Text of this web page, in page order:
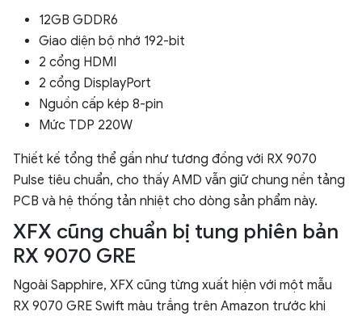
12GB GDDR6
Giao diện bộ nhớ 192-bit
2 cổng HDMI
2 cổng DisplayPort
Nguồn cấp kép 8-pin
Mức TDP 220W
Thiết kế tổng thể gần như tương đồng với RX 9070
Pulse tiêu chuẩn, cho thấy AMD vẫn giữ chung nền tảng
PCB và hệ thống tản nhiệt cho dòng sản phẩm này.
XFX cũng chuẩn bị tung phiên bản
RX 9070 GRE
Ngoài Sapphire, XFX cũng từng xuất hiện với một mẫu
RX 9070 GRE Swift màu trắng trên Amazon trước khi